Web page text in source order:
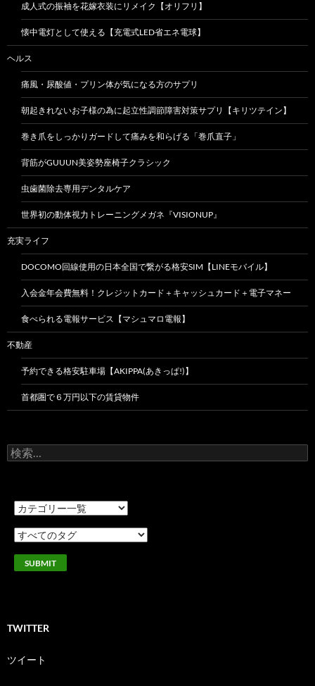
成人式の振袖を花嫁衣装にリメイク【オリフリ】
懐中電灯として使える【充電式LED省エネ電球】
ヘルス
痛風・尿酸値・プリン体が気になる方のサプリ
朝起きれないお子様の為に起立性調節障害対策サプリ【キリツテイン】
巻き爪をしっかりガードして痛みを和らげる「巻爪直子」
背筋がGUUUN美姿勢座椅子クラシック
虫歯菌除去専用デンタルケア
世界初の動体視力トレーニングメガネ『VISIONUP』
充実ライフ
DOCOMO回線使用の日本全国で繋がる格安SIM【LINEモバイル】
入会金年会費無料！クレジットカード＋キャッシュカード＋電子マネー
食べられる電報サービス【マシュマロ電報】
不動産
予約できる格安駐車場【AKIPPA(あきっぱ!)】
首都圏で６万円以下の賃貸物件
検
索:
TWITTER
ツイート